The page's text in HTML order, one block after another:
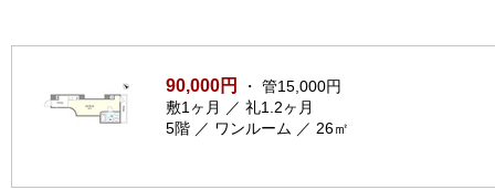
90,000円
・ 管15,000円
敷1ヶ月 ／ 礼1.2ヶ月
5階 ／ ワンルーム ／ 26㎡